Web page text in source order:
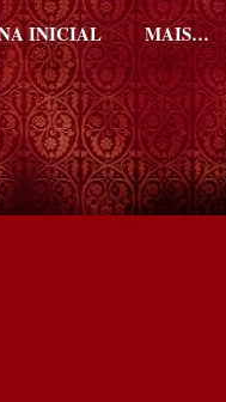
INICIAL
MAIS…
HA VAGAS MOC